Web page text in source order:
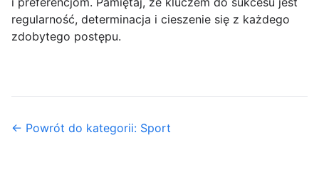
regularność, determinacja i cieszenie się z każdego
zdobytego postępu.
← Powrót do kategorii: Sport